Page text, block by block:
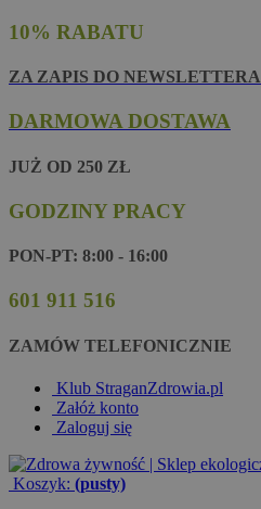
10% RABATU
ZA ZAPIS DO NEWSLETTERA
DARMOWA DOSTAWA
JUŻ OD 250 ZŁ
GODZINY PRACY
PON-PT: 8:00 - 16:00
601 911 516
ZAMÓW TELEFONICZNIE
Klub StraganZdrowia.pl
Załóż konto
Zaloguj się
Koszyk: (pusty)